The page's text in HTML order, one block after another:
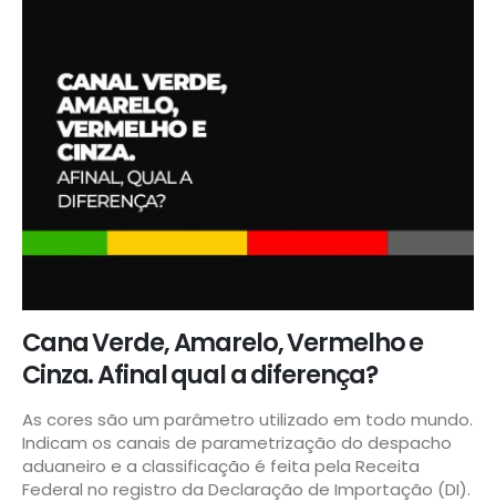
Cana Verde, Amarelo, Vermelho e
Cinza. Afinal qual a diferença?
As cores são um parâmetro utilizado em todo mundo.
Indicam os canais de parametrização do despacho
aduaneiro e a classificação é feita pela Receita
Federal no registro da Declaração de Importação (DI).